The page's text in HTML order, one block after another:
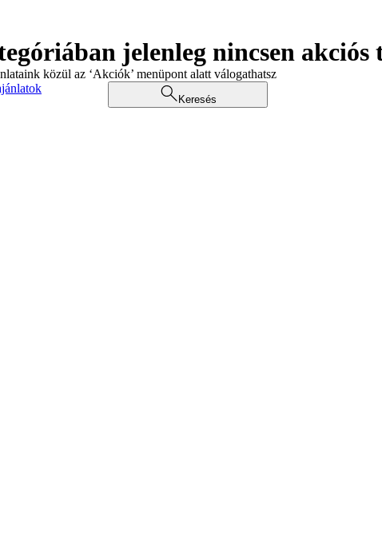
jelenleg nincsen akciós
közül az ‘Akciók’ menüpont alatt válogathatsz
Keresés